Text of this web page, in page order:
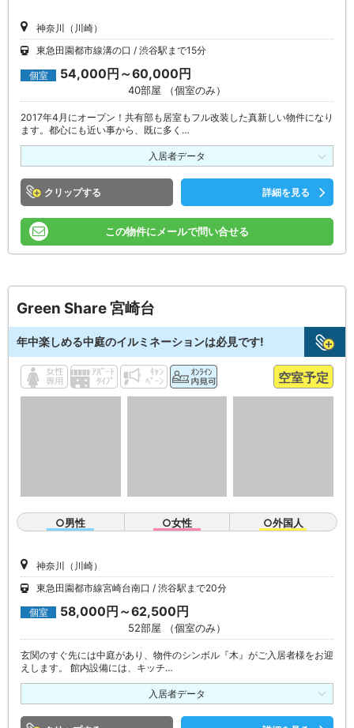
神奈川（川崎）
東急田園都市線溝の口
渋谷駅まで15分
個室 54,000円～60,000円
40部屋 （個室のみ）
2017年4月にオープン！共有部も居室もフル改装した真新しい物件になり
ます。都心にも近い事から、既に多く…
入居者データ
クリップ 詳細を見る
この物件にメールで問い合せる
Green Share 宮崎台
年中楽しめる中庭のイルミネーションは必見です!
空室予定
○男性 ○女性 ○外国人
神奈川（川崎）
東急田園都市線宮崎台南口
渋谷駅まで20分
個室 58,000円～62,500円
52部屋 （個室のみ）
玄関のすぐ先には中庭があり、物件のシンボル『木』がご入居者様をお迎
えします。 館内設備には、キッチ…
入居者データ